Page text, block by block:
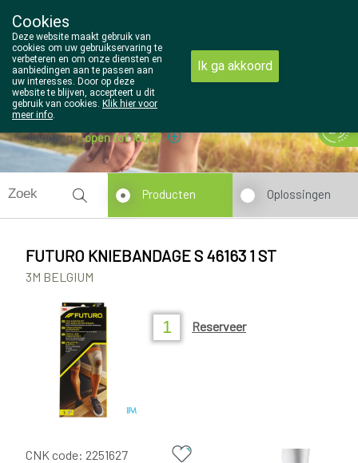
014/810298
Vandaag open tot 18u30
Producten Oplossingen
FUTURO KNIEBANDAGE S 46163 1 ST
3M BELGIUM
Reserveer
CNK code: 2251627
Cookies
Deze website maakt gebruik van
cookies om uw gebruikservaring te
verbeteren en om onze diensten en
aanbiedingen aan te passen aan
uw interesses. Door op deze
website te blijven, accepteert u dit
gebruik van cookies. Klik hier voor
meer info.
Ik ga akkoord